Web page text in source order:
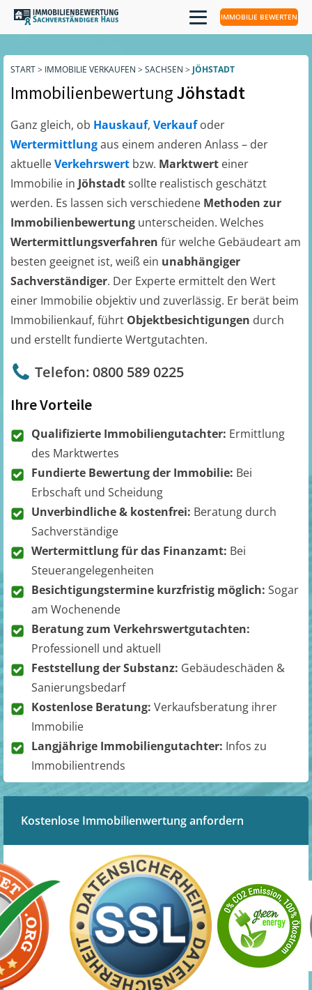
IMMOBILIE BEWERTEN
START> IMMOBILIE VERKAUFEN > SACHSEN > JÖHSTADT
ImmobilienbewertungJöhstadt
Ganz gleich, ob Hauskauf, Verkaufoder
Wertermittlungaus einem anderen Anlass – der
aktuelleVerkehrswert bzw. Marktwert einer
Immobilie in Jöhstadtsollte realistisch geschätzt
werden. Es lassen sich verschiedene Methoden zur
Immobilienbewertung unterscheiden. Welches
Wertermittlungsverfahren für welche Gebäudeart am
besten geeignet ist, weiß ein unabhängiger
Sachverständiger. Der Experte ermittelt den Wert
einer Immobilie objektiv und zuverlässig. Er berät beim
Immobilienkauf, führt Objektbesichtigungen durch
und erstellt fundierte Wertgutachten.
Telefon: 0800 589 0225
Ihre Vorteile
Qualifizierte Immobiliengutachter: Ermittlung
des Marktwertes
Fundierte Bewertung der Immobilie: Bei
Erbschaft und Scheidung
Unverbindliche & kostenfrei: Beratung durch
Sachverständige
Wertermittlung für das Finanzamt: Bei
Steuerangelegenheiten
Besichtigungstermine kurzfristig möglich: Sogar
am Wochenende
Beratung zum Verkehrswertgutachten:
Professionell und aktuell
Feststellung der Substanz: Gebäudeschäden &
Sanierungsbedarf
Kostenlose Beratung: Verkaufsberatung ihrer
Immobilie
Langjährige Immobiliengutachter: Infos zu
Immobilientrends
Kostenlose Immobilienwertung anfordern